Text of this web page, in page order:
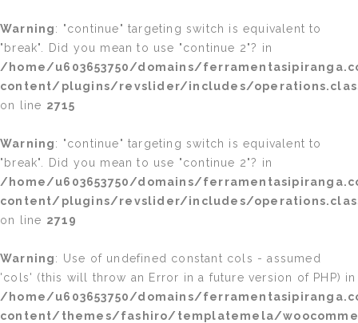
Warning: "continue" targeting switch is equivalent to
"break". Did you mean to use "continue 2"? in
/home/u603653750/domains/
content/plugins/revslider/includes/
on line 2715
Warning: "continue" targeting switch is equivalent to
"break". Did you mean to use "continue 2"? in
/home/u603653750/domains/
content/plugins/revslider/includes/
on line 2719
Warning: Use of undefined constant cols - assumed
'cols' (this will throw an Error in a future version of PHP) in
/home/u603653750/domains/
content/themes/fashiro/templatemela/